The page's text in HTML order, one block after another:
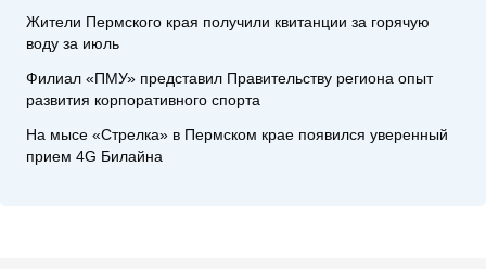
Жители Пермского края получили квитанции за горячую
воду за июль
Филиал «ПМУ» представил Правительству региона опыт
развития корпоративного спорта
На мысе «Стрелка» в Пермском крае появился уверенный
прием 4G Билайна